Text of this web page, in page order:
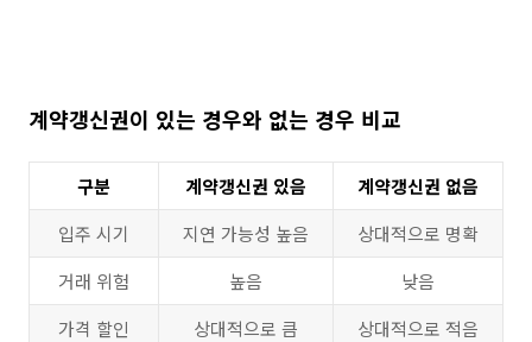
계약갱신권이 있는 경우와 없는 경우 비교
구분 계약갱신권 있음
계약갱신권 없음
입주 시기
지연 가능성 높음
상대적으로 명확
거래 위험
높음
낮음
가격 할인
상대적으로 큼
상대적으로 적음